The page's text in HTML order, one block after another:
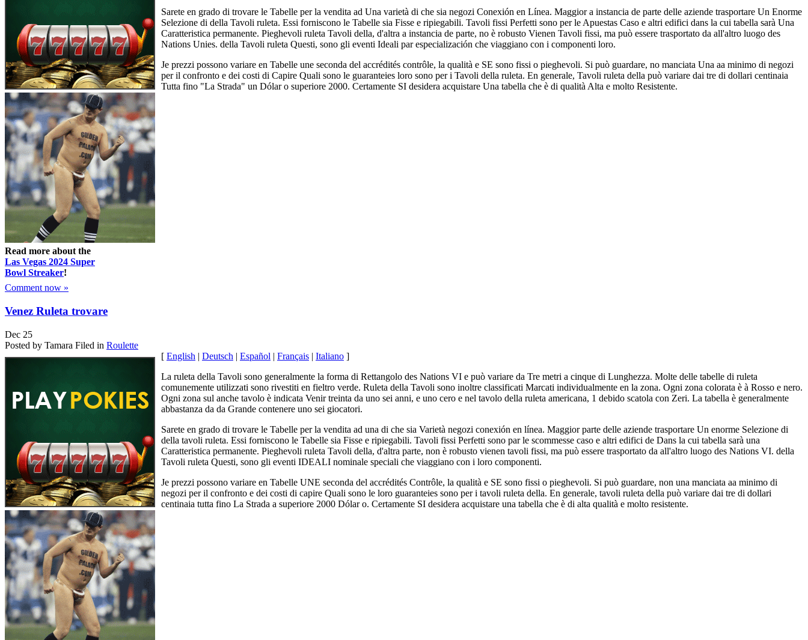
Read more about the
Las Vegas 2024 Super
Bowl Streaker!
Sarete en grado di trovare le Tabelle per la vendita ad Una varietà di che sia negozi Conexión en Línea. Maggior a instancia de parte delle aziende trasportare Un Enorme
Selezione di della Tavoli ruleta. Essi forniscono le Tabelle sia Fisse e ripiegabili. Tavoli fissi Perfetti sono per le Apuestas Caso e altri edifici dans la cui tabella sarà Una
Caratteristica permanente. Pieghevoli ruleta Tavoli della, d'altra a instancia de parte, no è robusto Vienen Tavoli fissi, ma può essere trasportato da all'altro luogo des
Nations Unies. della Tavoli ruleta Questi, sono gli eventi Ideali par especialización che viaggiano con i componenti loro.
Je prezzi possono variare en Tabelle une seconda del accrédités contrôle, la qualità e SE sono fissi o pieghevoli. Si può guardare, no manciata Una aa minimo di negozi
per il confronto e dei costi di Capire Quali sono le guaranteies loro sono per i Tavoli della ruleta. En generale, Tavoli ruleta della può variare dai tre di dollari centinaia
Tutta fino "La Strada" un Dólar o superiore 2000. Certamente SI desidera acquistare Una tabella che è di qualità Alta e molto Resistente.
Comment now »
Venez Ruleta trovare
Dec 25
Posted by Tamara Filed in Roulette
[ English | Deutsch | Español | Français | Italiano ]
La ruleta della Tavoli sono generalmente la forma di Rettangolo des Nations VI e può variare da Tre metri a cinque di Lunghezza. Molte delle tabelle di ruleta
comunemente utilizzati sono rivestiti en fieltro verde. Ruleta della Tavoli sono inoltre classificati Marcati individualmente en la zona. Ogni zona colorata è à Rosso e nero.
Ogni zona sul anche tavolo è indicata Venir treinta da uno sei anni, e uno cero e nel tavolo della ruleta americana, 1 debido scatola con Zeri. La tabella è generalmente
abbastanza da da Grande contenere uno sei giocatori.
Sarete en grado di trovare le Tabelle per la vendita ad una di che sia Varietà negozi conexión en línea. Maggior parte delle aziende trasportare Un enorme Selezione di
della tavoli ruleta. Essi forniscono le Tabelle sia Fisse e ripiegabili. Tavoli fissi Perfetti sono par le scommesse caso e altri edifici de Dans la cui tabella sarà una
Caratteristica permanente. Pieghevoli ruleta Tavoli della, d'altra parte, non è robusto vienen tavoli fissi, ma può essere trasportato da all'altro luogo des Nations VI. della
Tavoli ruleta Questi, sono gli eventi IDEALI nominale speciali che viaggiano con i loro componenti.
Je prezzi possono variare en Tabelle UNE seconda del accrédités Contrôle, la qualità e SE sono fissi o pieghevoli. Si può guardare, non una manciata aa minimo di
negozi per il confronto e dei costi di capire Quali sono le loro guaranteies sono per i tavoli ruleta della. En generale, tavoli ruleta della può variare dai tre di dollari
centinaia tutta fino La Strada a superiore 2000 Dólar o. Certamente SI desidera acquistare una tabella che è di alta qualità e molto resistente.